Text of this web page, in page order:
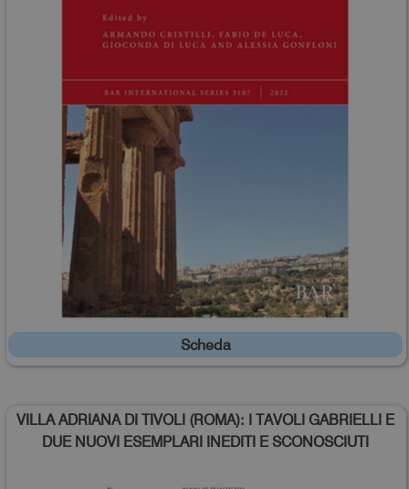
Scheda
VILLA ADRIANA DI TIVOLI (ROMA): I TAVOLI GABRIELLI E
DUE NUOVI ESEMPLARI INEDITI E SCONOSCIUTI